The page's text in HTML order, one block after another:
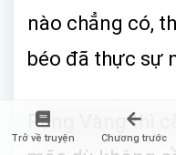
Trở về truyện Chương trước
nào chẳng có,
béo đã thực sự
Răng Vàng thì